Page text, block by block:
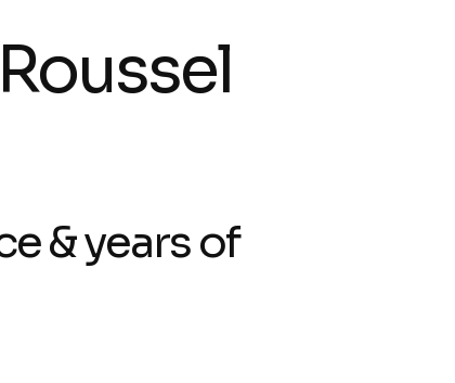
& years of